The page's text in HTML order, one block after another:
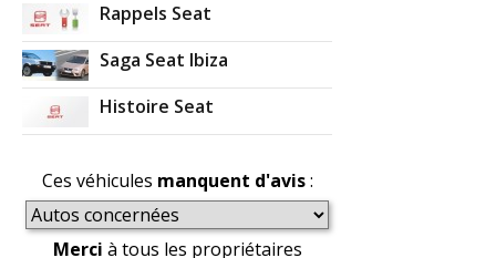
Rappels Seat
Saga Seat Ibiza
Histoire Seat
Ces véhicules manquent d'avis:
Merci à tous les propriétaires